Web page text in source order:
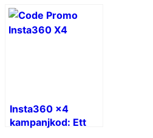
Insta360 x4
kampanjkod: Ett